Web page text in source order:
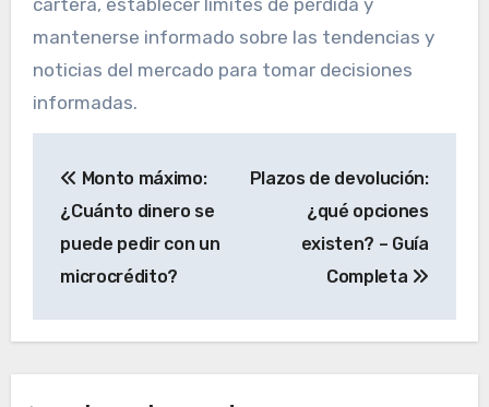
cartera, establecer límites de pérdida y
mantenerse informado sobre las tendencias y
noticias del mercado para tomar decisiones
informadas.
de
entradas
Monto máximo:
¿Cuánto dinero se
puede pedir con un
microcrédito?
Plazos de devolución:
¿qué opciones
existen? – Guía
Completa